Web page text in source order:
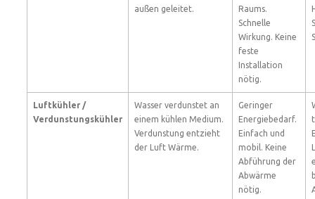
außen geleitet.
Raums.
Schnelle
Wirkung. Keine
feste
Installation
nötig.
Luftkühler /
Verdunstungskühler
Wasser verdunstet an
einem kühlen Medium.
Verdunstung entzieht
der Luft Wärme.
Geringer
Energiebedarf.
Einfach und
mobil. Keine
Abführung der
Abwärme
nötig.